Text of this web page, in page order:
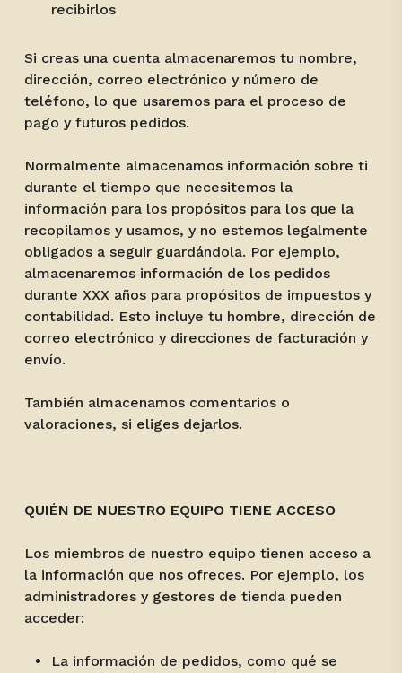
recibirlos
Si creas una cuenta almacenaremos tu nombre,
dirección, correo electrónico y número de
teléfono, lo que usaremos para el proceso de
pago y futuros pedidos.
Normalmente almacenamos información sobre ti
durante el tiempo que necesitemos la
información para los propósitos para los que la
recopilamos y usamos, y no estemos legalmente
obligados a seguir guardándola. Por ejemplo,
almacenaremos información de los pedidos
durante XXX años para propósitos de impuestos y
contabilidad. Esto incluye tu hombre, dirección de
correo electrónico y direcciones de facturación y
envío.
También almacenamos comentarios o
valoraciones, si eliges dejarlos.
QUIÉN DE NUESTRO EQUIPO TIENE ACCESO
Los miembros de nuestro equipo tienen acceso a
la información que nos ofreces. Por ejemplo, los
administradores y gestores de tienda pueden
acceder:
La información de pedidos, como qué se